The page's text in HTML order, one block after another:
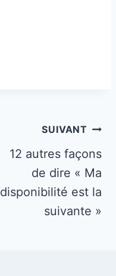
SUIVANT
12 autres façons
de dire « Ma
disponibilité est la
suivante »